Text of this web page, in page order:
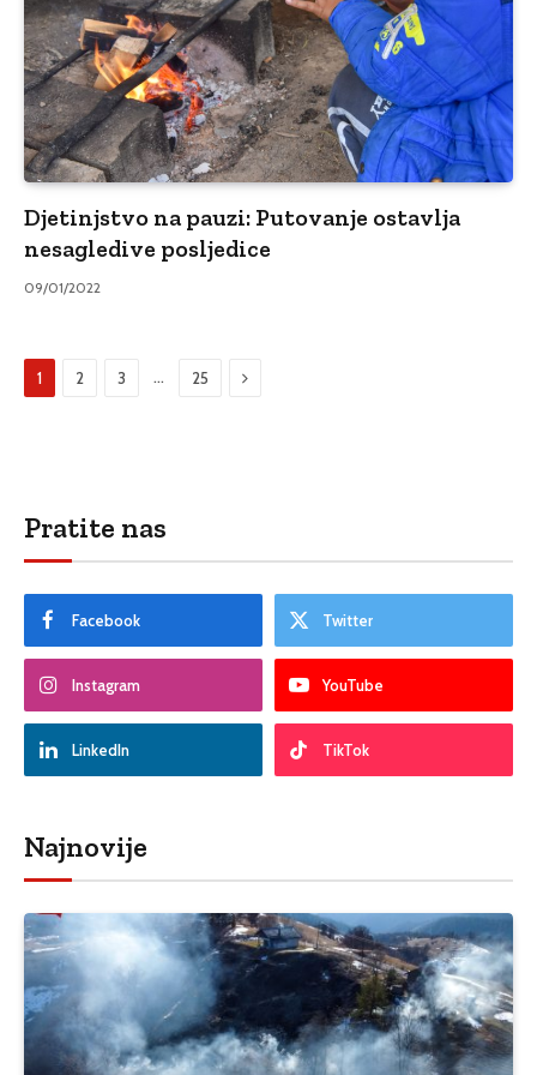
Djetinjstvo na pauzi: Putovanje ostavlja
nesagledive posljedice
09/01/2022
1 2 3 … 25 Sljedeći
Pratite nas
Facebook Twitter
Instagram YouTube
LinkedIn TikTok
Najnovije